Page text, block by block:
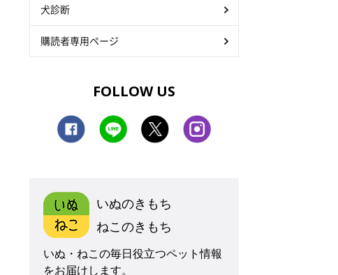
犬診断
購読者専用ページ
FOLLOW US
いぬのきもち
ねこのきもち
いぬ・ねこの毎日役立つペット情報
をお届けします。